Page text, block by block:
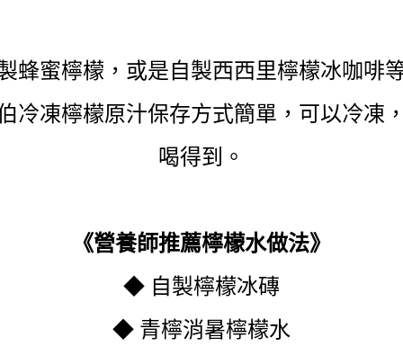
蜂蜜檸檬，或是自製西西里檸檬冰咖啡
冷凍檸檬原汁保存方式簡單，可以冷凍
喝得到。
《營養師推薦檸檬水做法》
◆ 自製檸檬冰磚
◆ 青檸消暑檸檬水